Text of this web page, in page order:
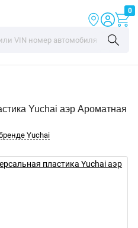
0
Yuchai аэр Ароматная
Yuchai